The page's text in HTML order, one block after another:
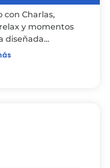
con Charlas,
y momentos
diseñada